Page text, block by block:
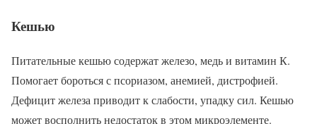
Кешью
Питательные кешью содержат железо, медь и витамин К.
Помогает бороться с псориазом, анемией, дистрофией.
Дефицит железа приводит к слабости, упадку сил. Кешью
может восполнить недостаток в этом микроэлементе.